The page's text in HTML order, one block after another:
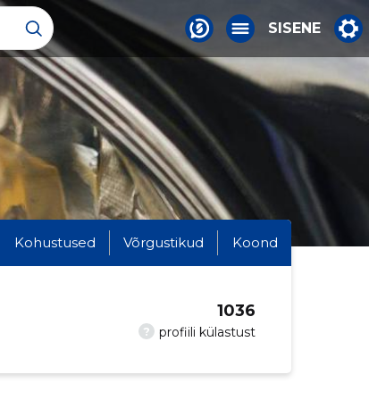
SISENE
Kohustused Võrgustikud Koond
? profiili külastust
1036